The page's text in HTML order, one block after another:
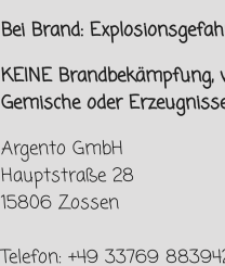
Bei Brand:
KEINE Brandbekämpfung,
Gemische oder
Argento GmbH
Hauptstraße 28
15806 Zossen
Telefon: +49 33769